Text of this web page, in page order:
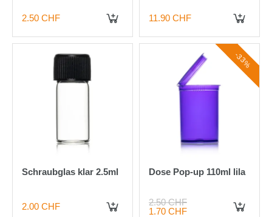
2.50 CHF
11.90 CHF
Schraubglas klar 2.5ml
2.00 CHF
-33%
Dose Pop-up 110ml lila
2.50 CHF
1.70 CHF